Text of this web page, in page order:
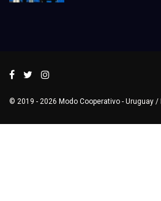
© 2019 - 2026 Modo Cooperativo - Uruguay /